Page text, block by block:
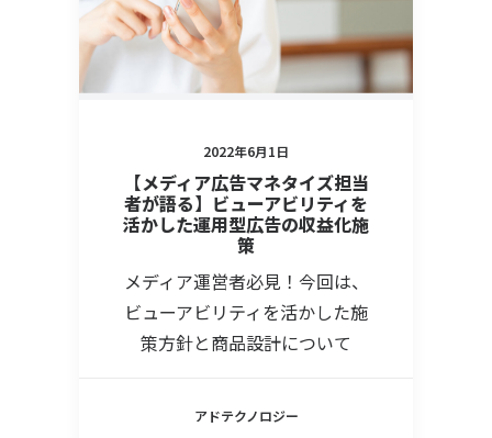
2022年6月1日
【メディア広告マネタイズ担当
者が語る】ビューアビリティを
活かした運用型広告の収益化施
策
メディア運営者必見！今回は、
ビューアビリティを活かした施
策方針と商品設計について
アドテクノロジー